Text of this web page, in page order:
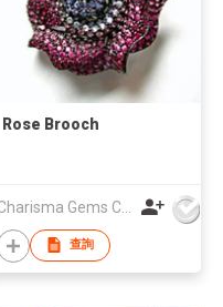
Rose Brooch
查詢